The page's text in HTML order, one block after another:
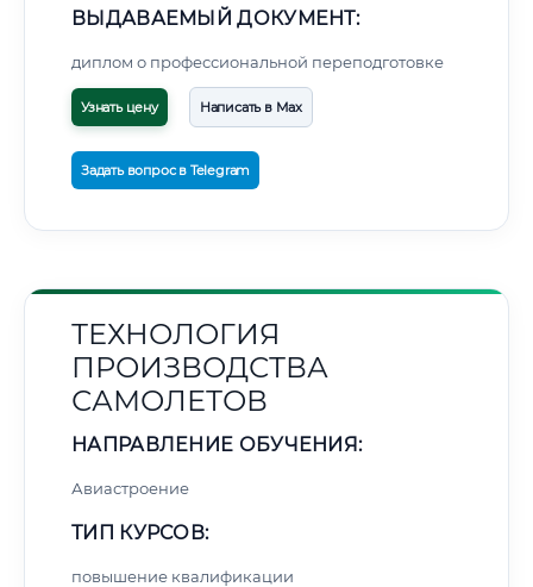
ВЫДАВАЕМЫЙ ДОКУМЕНТ:
диплом о профессиональной переподготовке
Узнать цену Написать в Max
Задать вопрос в Telegram
ТЕХНОЛОГИЯ
ПРОИЗВОДСТВА
САМОЛЕТОВ
НАПРАВЛЕНИЕ ОБУЧЕНИЯ:
Авиастроение
ТИП КУРСОВ:
повышение квалификации